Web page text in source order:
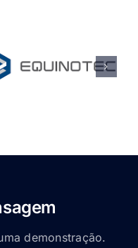
demonstração.